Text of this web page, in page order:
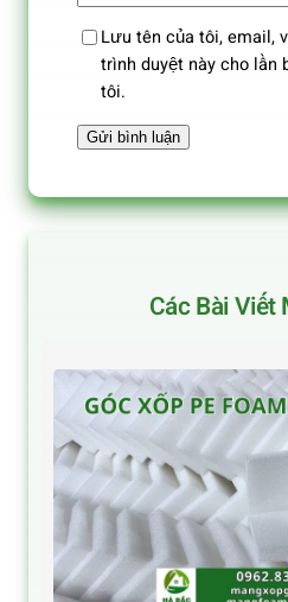
Lưu tên của tôi, email,
trình duyệt này cho lần
tôi.
Các Bài